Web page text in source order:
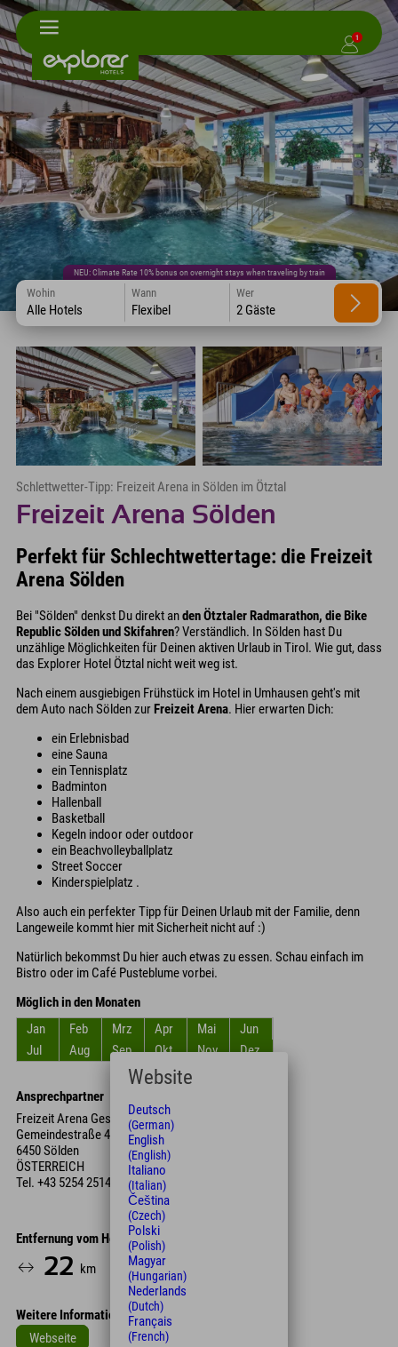
1
NEU: Climate Rate 10% bonus on overnight stays when traveling by train
Wohin
Alle Hotels
Wann
Flexibel
Wer
2 Gäste
Schlettwetter-Tipp: Freizeit Arena in Sölden im Ötztal
Freizeit Arena Sölden
Perfekt für Schlechtwettertage: die Freizeit
Arena Sölden
Bei "Sölden" denkst Du direkt anden Ötztaler Radmarathon, die Bike
Republic Sölden und Skifahren? Verständlich. In Sölden hast Du
unzählige Möglichkeiten für Deinen aktiven Urlaub in Tirol. Wie gut, dass
das Explorer Hotel Ötztal nicht weit weg ist.
Nach einem ausgiebigen Frühstück im Hotel in Umhausen geht's mit
dem Auto nach Sölden zurFreizeit Arena. Hier erwarten Dich:
ein Erlebnisbad
eine Sauna
ein Tennisplatz
Badminton
Hallenball
Basketball
Kegeln indoor oder outdoor
ein Beachvolleyballplatz
Street Soccer
Kinderspielplatz .
Also auch ein perfekter Tipp für Deinen Urlaub mit der Familie, denn
Langeweile kommt hier mit Sicherheit nicht auf :)
Natürlich bekommst Du hier auch etwas zu essen. Schau einfach im
Bistro oder im Café Pusteblume vorbei.
Möglich in den Monaten
Jan
Feb Mrz Apr Mai
Jun
Jul
Aug Sep Okt Nov Dez
Ansprechpartner
Freizeit Arena GesmbH
Gemeindestraße 4
6450 Sölden
ÖSTERREICH
Tel. +43 5254 2514
Entfernung vom Hotel
22 km 27 Min.
Weitere Informationen
Webseite
Website
Deutsch
(German)
English
(English)
Italiano
(Italian)
Čeština
(Czech)
Polski
(Polish)
Magyar
(Hungarian)
Nederlands
(Dutch)
Français
(French)